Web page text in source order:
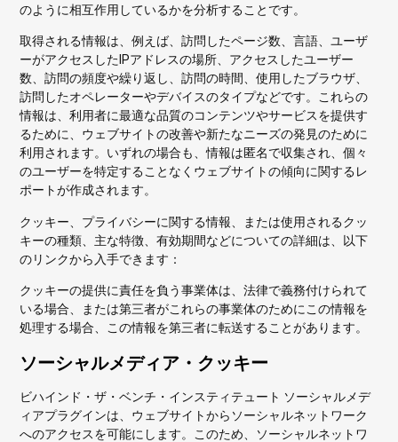
のように相互作用しているかを分析することです。
取得される情報は、例えば、訪問したページ数、言語、ユーザ
ーがアクセスしたIPアドレスの場所、アクセスしたユーザー
数、訪問の頻度や繰り返し、訪問の時間、使用したブラウザ、
訪問したオペレーターやデバイスのタイプなどです。これらの
情報は、利用者に最適な品質のコンテンツやサービスを提供す
るために、ウェブサイトの改善や新たなニーズの発見のために
利用されます。いずれの場合も、情報は匿名で収集され、個々
のユーザーを特定することなくウェブサイトの傾向に関するレ
ポートが作成されます。
クッキー、プライバシーに関する情報、または使用されるクッ
キーの種類、主な特徴、有効期間などについての詳細は、以下
のリンクから入手できます：
クッキーの提供に責任を負う事業体は、法律で義務付けられて
いる場合、または第三者がこれらの事業体のためにこの情報を
処理する場合、この情報を第三者に転送することがあります。
ソーシャルメディア・クッキー
ビハインド・ザ・ベンチ・インスティテュート ソーシャルメデ
ィアプラグインは、ウェブサイトからソーシャルネットワーク
へのアクセスを可能にします。このため、ソーシャルネットワ